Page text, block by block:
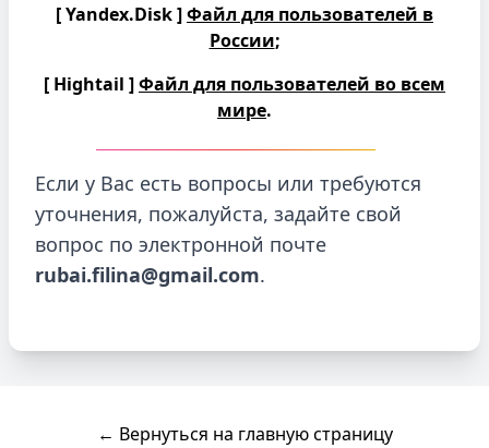
[ Yandex.Disk ]Файл для пользователей в
России;
[ Hightail ]Файл для пользователей во всем
мире.
Если у Вас есть вопросы или требуются
уточнения, пожалуйста, задайте свой
вопрос по электронной почте
rubai.filina@gmail.com.
← Вернуться на главную страницу